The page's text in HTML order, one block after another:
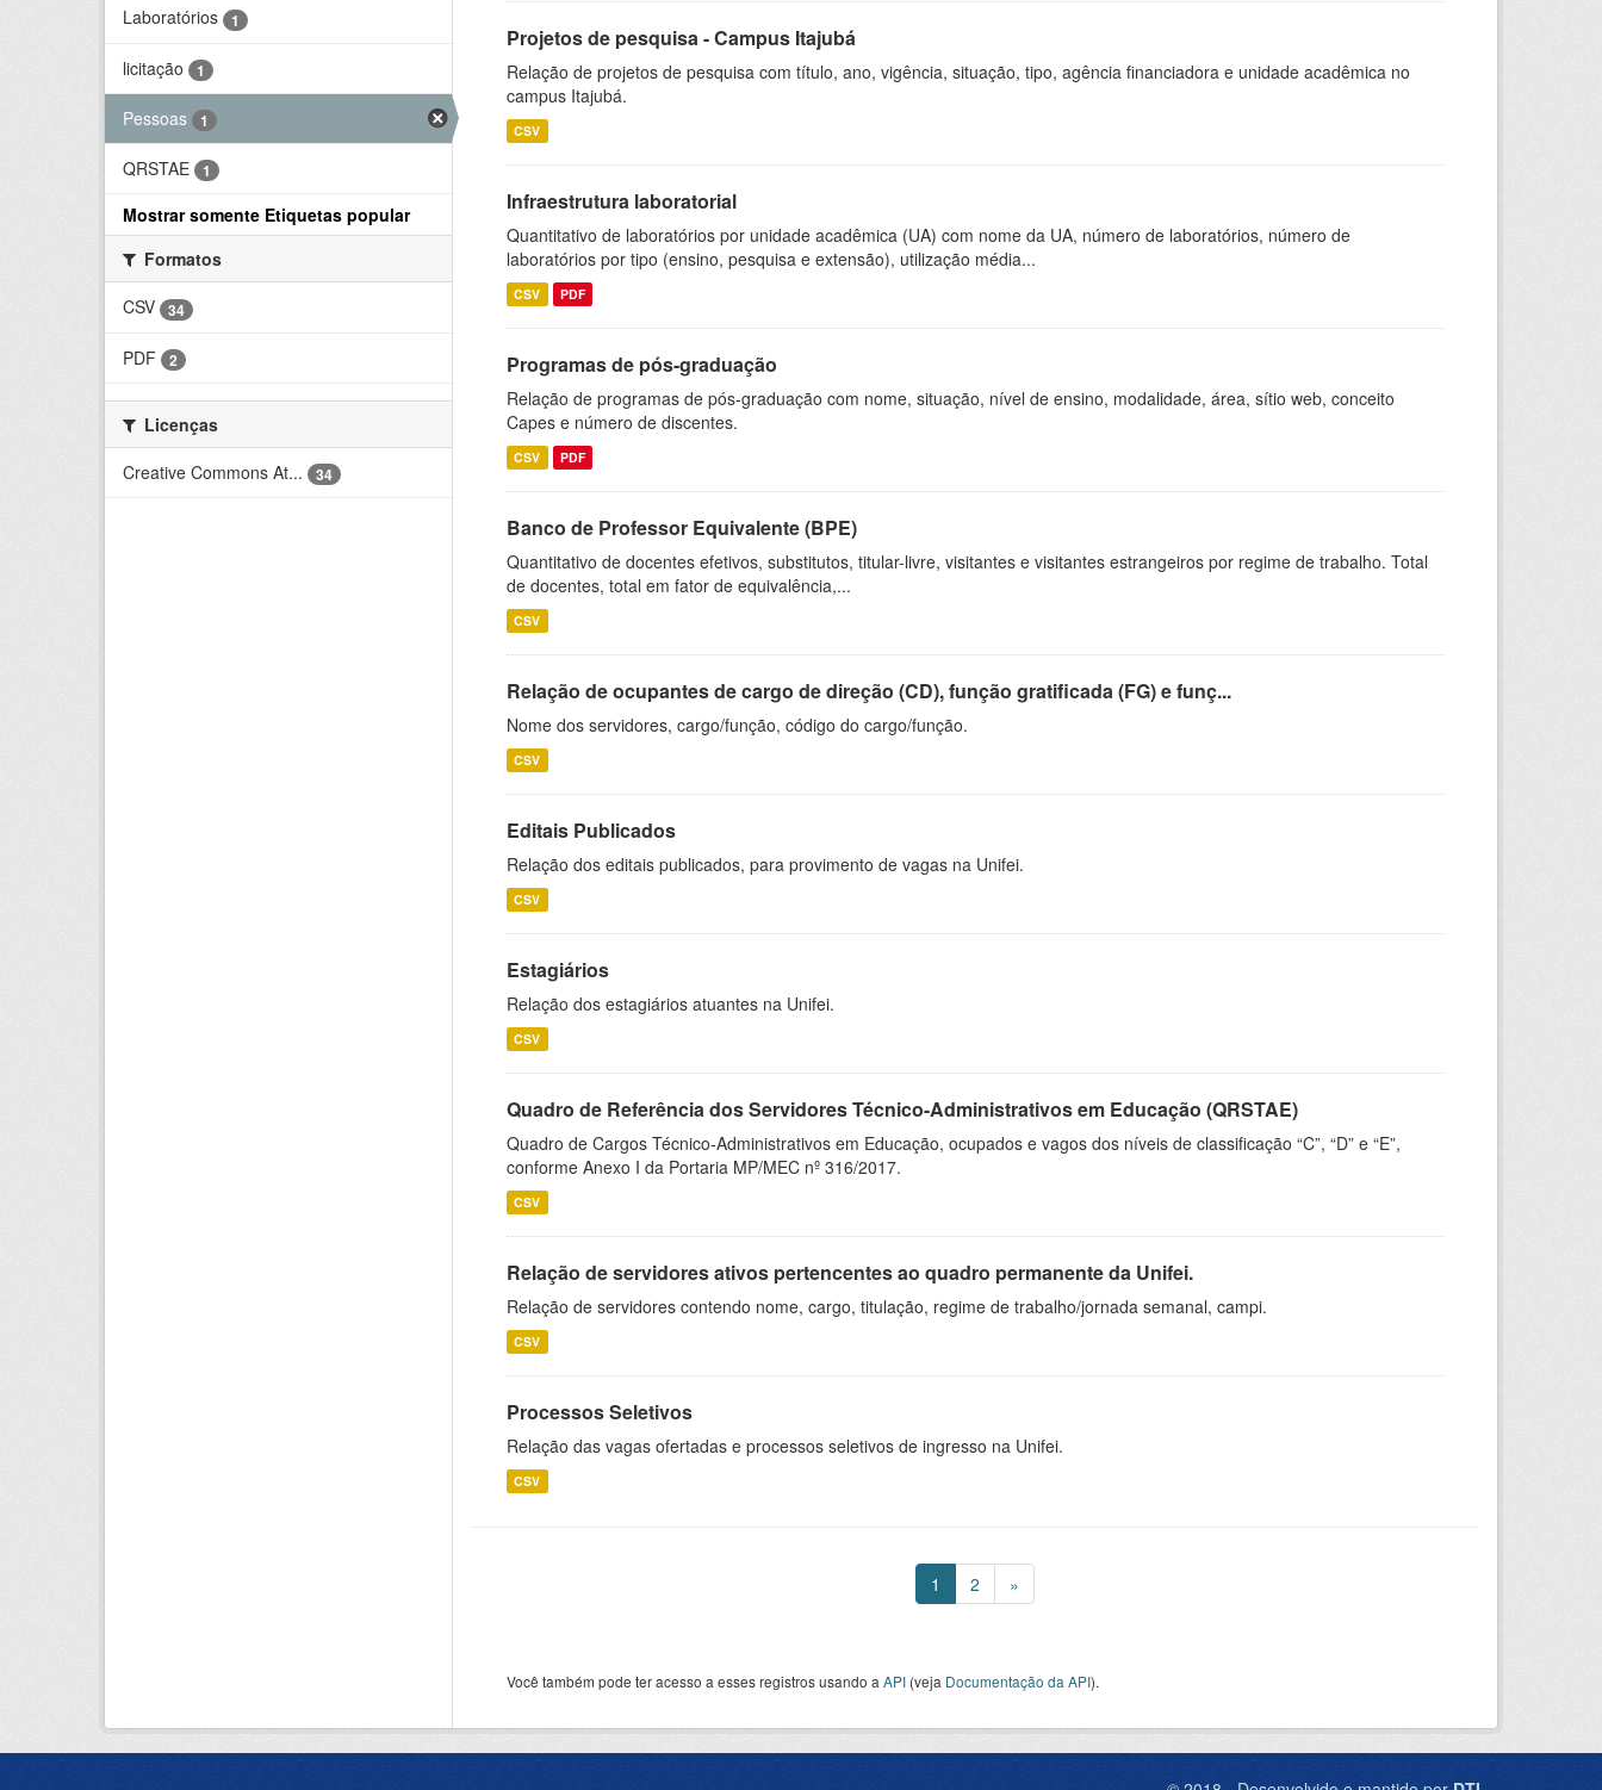
Laboratórios 1
licitação 1
Pessoas 1
QRSTAE 1
Mostrar somente Etiquetas popular
Formatos
CSV
34
PDF 2
Licenças
Creative Commons At...
34
Projetos de pesquisa - Campus Itajubá
Relação de projetos de pesquisa com título, ano, vigência, situação, tipo, agência financiadora e unidade acadêmica no
campus Itajubá.
CSV
Infraestrutura laboratorial
Quantitativo de laboratórios por unidade acadêmica (UA) com nome da UA, número de laboratórios, número de
laboratórios por tipo (ensino, pesquisa e extensão), utilização média...
CSV PDF
Programas de pós-graduação
Relação de programas de pós-graduação com nome, situação, nível de ensino, modalidade, área, sítio web, conceito
Capes e número de discentes.
CSV PDF
Banco de Professor Equivalente (BPE)
Quantitativo de docentes efetivos, substitutos, titular-livre, visitantes e visitantes estrangeiros por regime de trabalho. Total
de docentes, total em fator de equivalência,...
CSV
Relação de ocupantes de cargo de direção (CD), função gratificada (FG) e funç...
Nome dos servidores, cargo/função, código do cargo/função.
CSV
Editais Publicados
Relação dos editais publicados, para provimento de vagas na Unifei.
CSV
Estagiários
Relação dos estagiários atuantes na Unifei.
CSV
Quadro de Referência dos Servidores Técnico-Administrativos em Educação (QRSTAE)
Quadro de Cargos Técnico-Administrativos em Educação, ocupados e vagos dos níveis de classificação “C”, “D” e “E”,
conforme Anexo I da Portaria MP/MEC nº 316/2017.
CSV
Relação de servidores ativos pertencentes ao quadro permanente da Unifei.
Relação de servidores contendo nome, cargo, titulação, regime de trabalho/jornada semanal, campi.
CSV
Processos Seletivos
Relação das vagas ofertadas e processos seletivos de ingresso na Unifei.
CSV
1 2 »
Você também pode ter acesso a esses registros usando a API (veja Documentação da API).